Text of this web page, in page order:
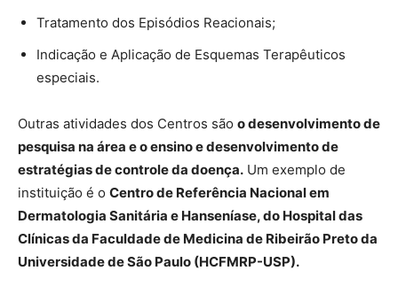
Tratamento dos Episódios Reacionais;
Indicação e Aplicação de Esquemas Terapêuticos
especiais.
Outras atividades dos Centros são o desenvolvimento de
pesquisa na área e o ensino e desenvolvimento de
estratégias de controle da doença. Um exemplo de
instituição é o Centro de Referência Nacional em
Dermatologia Sanitária e Hanseníase, do Hospital das
Clínicas da Faculdade de Medicina de Ribeirão Preto da
Universidade de São Paulo (HCFMRP-USP).